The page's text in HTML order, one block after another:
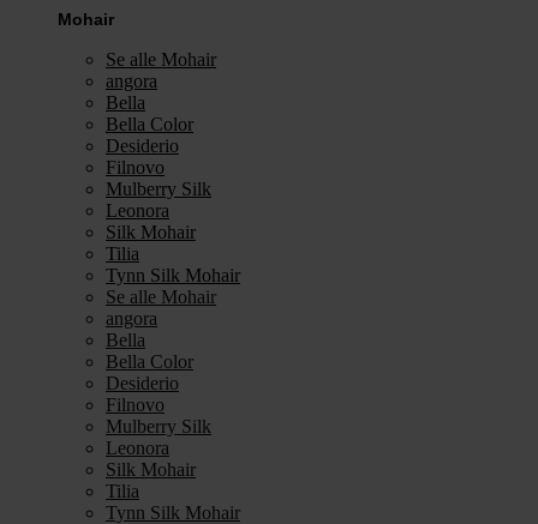
Mohair
Se alle Mohair
angora
Bella
Bella Color
Desiderio
Filnovo
Mulberry Silk
Leonora
Silk Mohair
Tilia
Tynn Silk Mohair
Se alle Mohair
angora
Bella
Bella Color
Desiderio
Filnovo
Mulberry Silk
Leonora
Silk Mohair
Tilia
Tynn Silk Mohair